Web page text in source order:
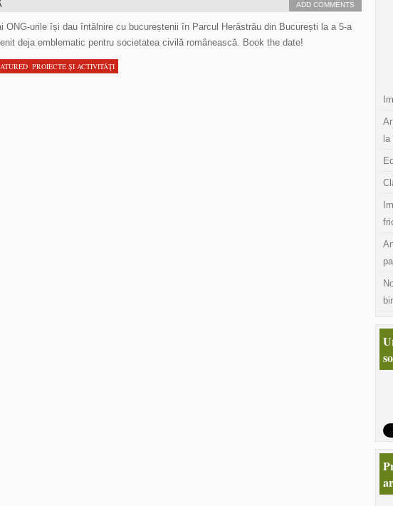
ADD COMMENTS
ONG-urile își dau întâlnire cu bucureștenii în Parcul Herăstrău din București la a 5-a
deja emblematic pentru societatea civilă românească. Book the date!
, PROIECTE ŞI ACTIVITĂŢI